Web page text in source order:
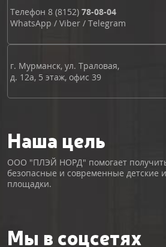
Телефон 8 (8152) 78-08-04
WhatsApp / Viber / Telegram
г. Мурманск, ул. Траловая,
д. 12а, 5 этаж, офис 39
Наша цель
ООО "ПЛЭЙ НОРД" помогает
безопасные и современные детские
площадки.
Мы в соцсетях